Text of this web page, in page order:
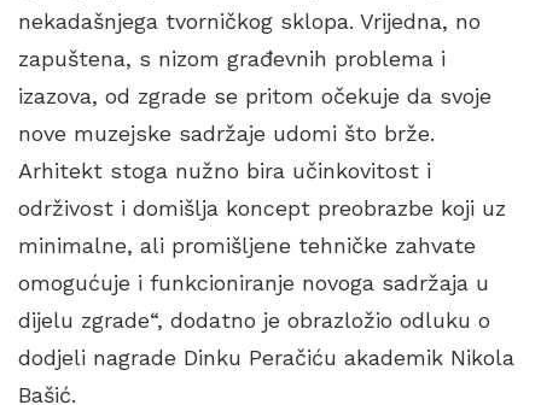
nekadašnjega tvorničkog sklopa. Vrijedna, no
zapuštena, s nizom građevnih problema i
izazova, od zgrade se pritom očekuje da svoje
nove muzejske sadržaje udomi što brže.
Arhitekt stoga nužno bira učinkovitost i
održivost i domišlja koncept preobrazbe koji uz
minimalne, ali promišljene tehničke zahvate
omogućuje i funkcioniranje novoga sadržaja u
dijelu zgrade“, dodatno je obrazložio odluku o
dodjeli nagrade Dinku Peračiću akademik Nikola
Bašić.